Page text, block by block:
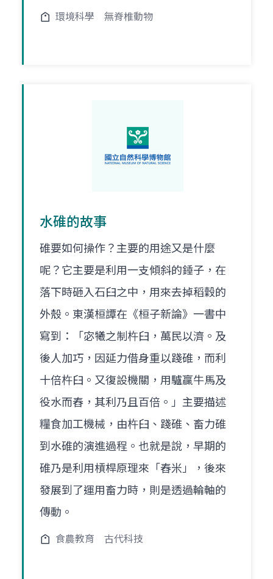
環境科學 無脊椎動物
水碓的故事
碓要如何操作？主要的用途又是什麼
呢？它主要是利用一支傾斜的錘子，在
落下時砸入石臼之中，用來去掉稻穀的
外殼。東漢桓譚在《桓子新論》一書中
寫到：「宓犧之制杵臼，萬民以濟。及
後人加巧，因延力借身重以踐碓，而利
十倍杵臼。又復設機關，用驢贏牛馬及
役水而舂，其利乃且百倍。」主要描述
糧食加工機械，由杵臼、踐碓、畜力碓
到水碓的演進過程。也就是說，早期的
碓乃是利用槓桿原理來「舂米」，後來
發展到了運用畜力時，則是透過輪軸的
傳動。
食農教育 古代科技